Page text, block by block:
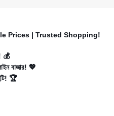
Prices | Trusted Shopping!
💰
বাজার! 💖
🏆